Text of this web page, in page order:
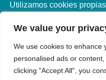
Utilizamos cookies
navegando,
política de cookies
privacidad
We value your
We use cookies to enhance
personalised ads or
clicking "Accept All", you